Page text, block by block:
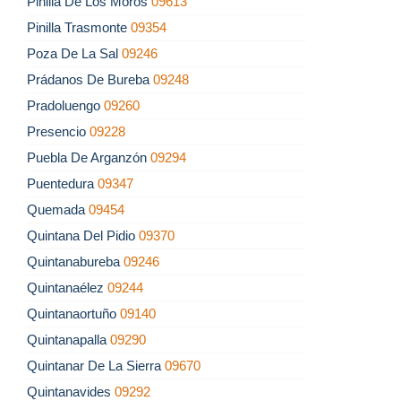
Pinilla Trasmonte 09354
Poza De La Sal 09246
Prádanos De Bureba 09248
Pradoluengo 09260
Presencio 09228
Puebla De Arganzón 09294
Puentedura 09347
Quemada 09454
Quintana Del Pidio 09370
Quintanabureba 09246
Quintanaélez 09244
Quintanaortuño 09140
Quintanapalla 09290
Quintanar De La Sierra 09670
Quintanavides 09292